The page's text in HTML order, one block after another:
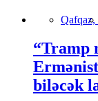
Qafqaz,
“Tramp
biləcək